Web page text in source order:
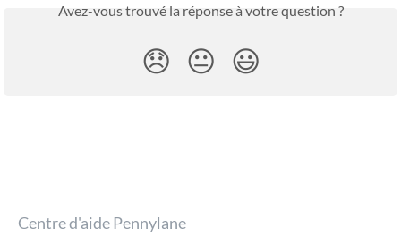
Avez-vous trouvé la réponse à votre question ?
😞 😐 😃
Centre d'aide Pennylane